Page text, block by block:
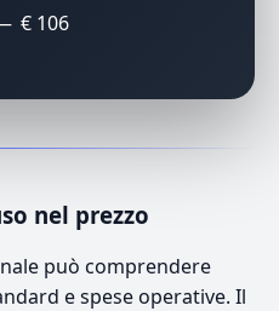
€ 106
nel prezzo
può comprendere
e spese operative. Il